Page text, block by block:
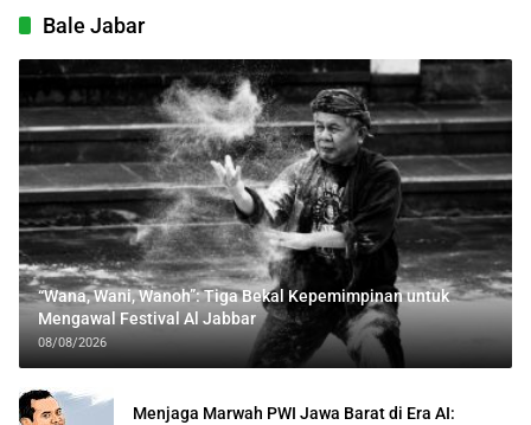
Bale Jabar
“Wana, Wani, Wanoh”: Tiga Bekal Kepemimpinan untuk
Mengawal Festival Al Jabbar
08/08/2026
Menjaga Marwah PWI Jawa Barat di Era AI: